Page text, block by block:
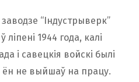
“Індустрыверк”
1944 года, калі
і савецкія войскі былі
ён не выйшаў на працу.